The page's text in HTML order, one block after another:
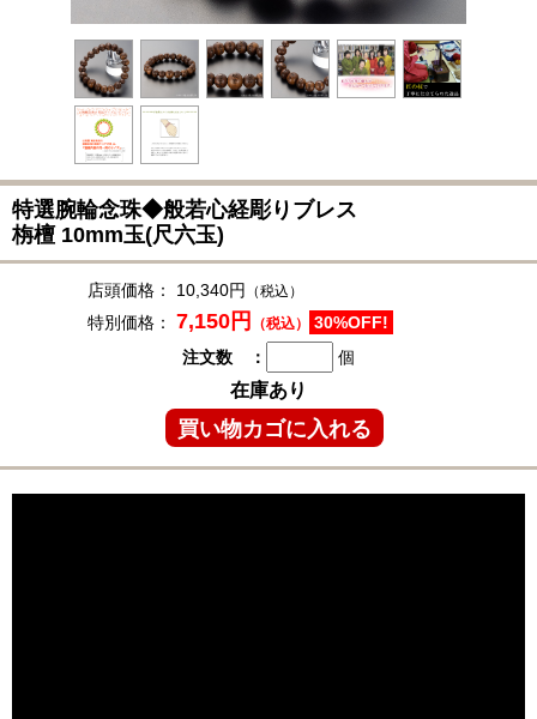
特選腕輪念珠◆般若心経彫りブレス
栴檀 10mm玉(尺六玉)
店頭価格： 10,340円 （税込）
特別価格： 7,150円 （税込）
30%OFF!
注文数 ：
個
在庫あり